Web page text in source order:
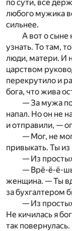
по сути, всё
любого мужика
сильнее.
А вот о сыне
узнать. То там,
люди, матери. И
царством
перекрутило и
бога, что жива
— За мужа
напал. Но он не
и отправили, —
— Мог, не
привыкать. Ты
— Из
— Врё-ё-ё-
женщина. — Ты
за бухгалтером
— Из
Не кичилась я
так повернулась.